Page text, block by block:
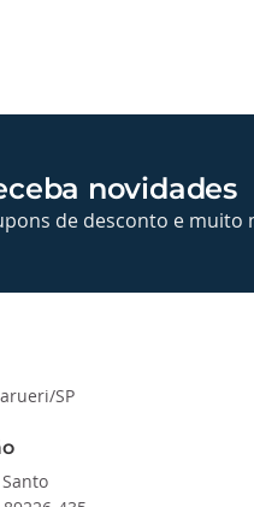
novidades
de desconto e muito
SP